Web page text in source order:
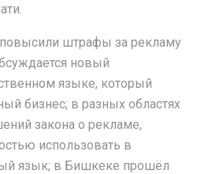
штрафы за рекламу
новый
языке, который
бизнес; в разных областях
закона о рекламе,
использовать в
язык; в Бишкеке прошёл